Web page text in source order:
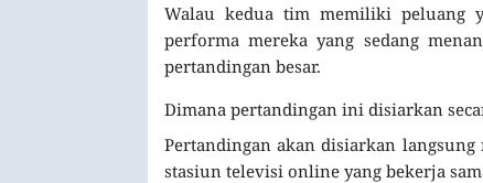
Walau kedua tim memiliki peluang
performa mereka yang sedang
pertandingan besar.
Dimana pertandingan ini disiarkan
Pertandingan akan disiarkan
stasiun televisi online yang bekerja